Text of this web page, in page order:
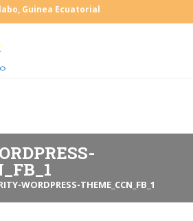
Guinea Ecuatorial
Cerrado
WORDPRESS-THEME_CCN_FB_1